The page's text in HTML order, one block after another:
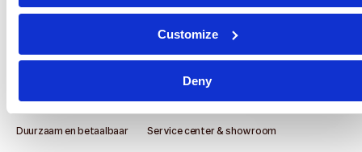
Deny
Veilig & schoon Premium service en garantie
Duurzaam en betaalbaar Service center & showroom